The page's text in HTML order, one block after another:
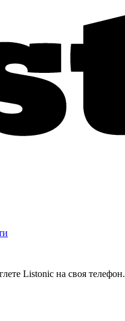
Listonic на своя телефон.